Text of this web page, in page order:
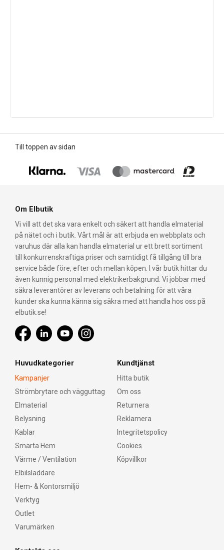
Till toppen av sidan
Om Elbutik
Vi vill att det ska vara enkelt och säkert att handla elmaterial
på nätet och i butik. Vårt mål är att erbjuda en webbplats och
varuhus där alla kan handla elmaterial ur ett brett sortiment
till konkurrenskraftiga priser och samtidigt få tillgång till bra
service både före, efter och mellan köpen. I vår butik hittar du
även kunnig personal med elektrikerbakgrund. Vi jobbar med
säkra leverantörer av leverans och betalning för att våra
kunder ska kunna känna sig säkra med att handla hos oss på
elbutik.se!
Huvudkategorier
Kampanjer
Strömbrytare och vägguttag
Elmaterial
Belysning
Kablar
Smarta Hem
Värme / Ventilation
Elbilsladdare
Hem- & Kontorsmiljö
Verktyg
Outlet
Varumärken
Kundtjänst
Hitta butik
Om oss
Returnera
Reklamera
Integritetspolicy
Cookies
Köpvillkor